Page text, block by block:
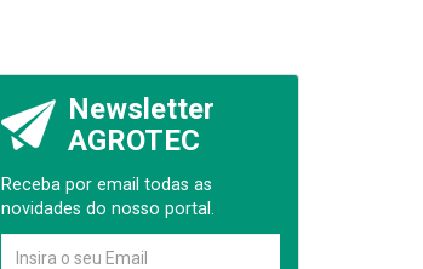
Newsletter
AGROTEC
Receba por email todas as
novidades do nosso portal.